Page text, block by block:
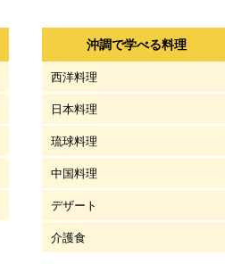
沖調で学べる料理
西洋料理
日本料理
琉球料理
中国料理
デザート
介護食